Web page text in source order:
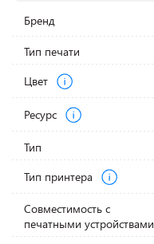
Бренд
Тип печати
Цвет
Ресурс
Тип
Тип принтера
Совместимость с
печатными устройствами